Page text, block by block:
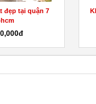
REMOTE CỬA CUỐN KATO